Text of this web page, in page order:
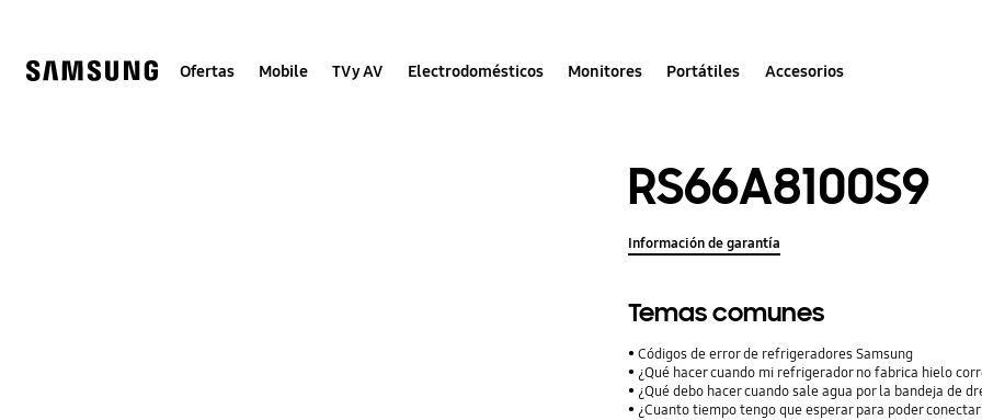
Ofertas Mobile TV y AV Electrodomésticos Monitores Portátiles Accesorios
RS66A8100S9
Información de garantía
Temas comunes
Códigos de error de refrigeradores Samsung
¿Qué hacer cuando mi refrigerador no fabrica hielo
¿Qué debo hacer cuando sale agua por la bandeja de
¿Cuanto tiempo tengo que esperar para poder